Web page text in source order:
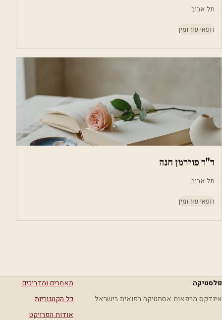
תל אביב
רופאי עור ומין
ד"ר פוירמן חנה
תל אביב
רופאי עור ומין
פלסטיקה
אינדקס מרפאות אסתטיקה רפואית בישראל
מאמרים ומדריכים
כל הקטגוריות
אודות הפרויקט